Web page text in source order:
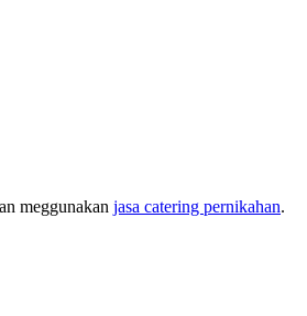
meggunakan jasa catering pernikahan.